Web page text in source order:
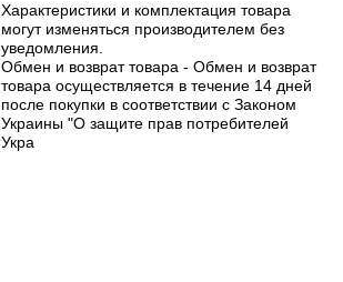
Характеристики и комплектация товара
могут изменяться производителем без
уведомления.
Обмен и возврат товара - Обмен и возврат
товара осуществляется в течение 14 дней
после покупки в соответствии с Законом
Украины "О защите прав потребителей
Укра